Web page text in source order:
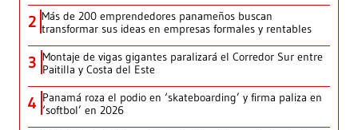
2 Más de 200 emprendedores panameños buscan
transformar sus ideas en empresas formales y rentables
3 Montaje de vigas gigantes paralizará el Corredor Sur entre
Paitilla y Costa del Este
4 Panamá roza el podio en ‘skateboarding’ y firma paliza en
‘softbol’ en 2026